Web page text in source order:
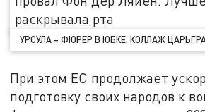
УРСУЛА – ФЮРЕР В ЮБКЕ. КОЛЛАЖ
При этом ЕС продолжает
подготовку своих народов к